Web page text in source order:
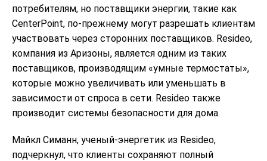
потребителям, но поставщики энергии, такие как
CenterPoint, по-прежнему могут разрешать клиентам
участвовать через сторонних поставщиков. Resideo,
компания из Аризоны, является одним из таких
поставщиков, производящим «умные термостаты»,
которые можно увеличивать или уменьшать в
зависимости от спроса в сети. Resideo также
производит системы безопасности для дома.
Майкл Симанн, ученый-энергетик из Resideo,
подчеркнул, что клиенты сохраняют полный